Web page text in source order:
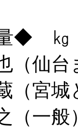
◆ ㎏
仙台
宮城
一般